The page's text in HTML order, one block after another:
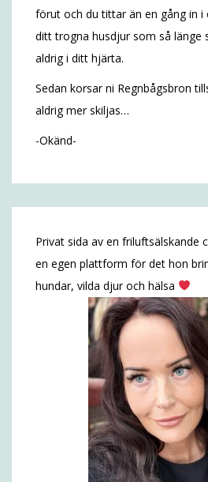
förut och du tittar än en gång in i
ditt trogna husdjur som så länge
aldrig i ditt hjärta.
Sedan korsar ni Regnbågsbron
aldrig mer skiljas…
-Okänd-
Privat sida av en friluftsälskande
en egen plattform för det hon
hundar, vilda djur och hälsa